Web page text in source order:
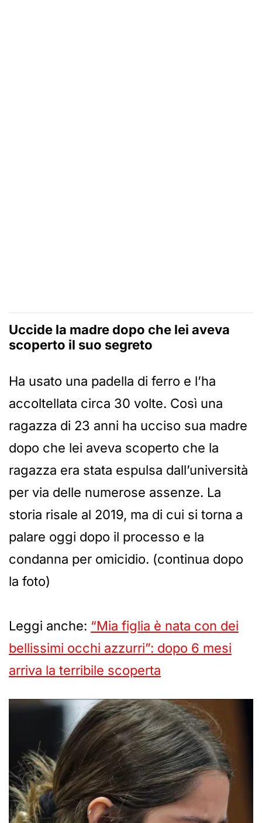
Uccide la madre dopo che lei aveva
scoperto il suo segreto
Ha usato una padella di ferro e l’ha
accoltellata circa 30 volte. Così una
ragazza di 23 anni ha ucciso sua madre
dopo che lei aveva scoperto che la
ragazza era stata espulsa dall’università
per via delle numerose assenze. La
storia risale al 2019, ma di cui si torna a
palare oggi dopo il processo e la
condanna per omicidio. (continua dopo
la foto)
Leggi anche: “Mia figlia è nata con dei
bellissimi occhi azzurri”: dopo 6 mesi
arriva la terribile scoperta